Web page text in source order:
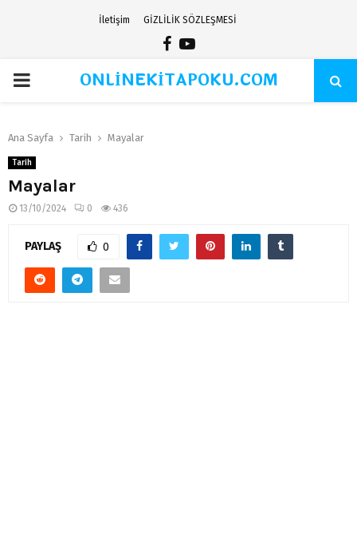
İletişim GİZLİLİK SÖZLEŞMESİ
Facebook
Youtube
PRIMARYONLİNEKİTAPOKU.COM
Ana Sayfa Tarih Mayalar
Tarih
Mayalar
13/10/2024 0 436
PAYLAŞ 0